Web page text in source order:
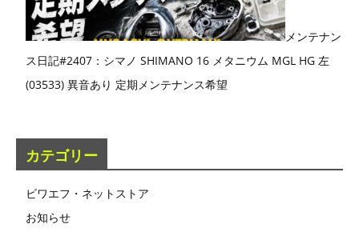
メンテナン
ス日記#2407：シマノ SHIMANO 16 メタニウム MGL HG 左
(03533) 異音あり 定期メンテナンス希望
カテゴリー
ビワエフ・ネットストア
お知らせ